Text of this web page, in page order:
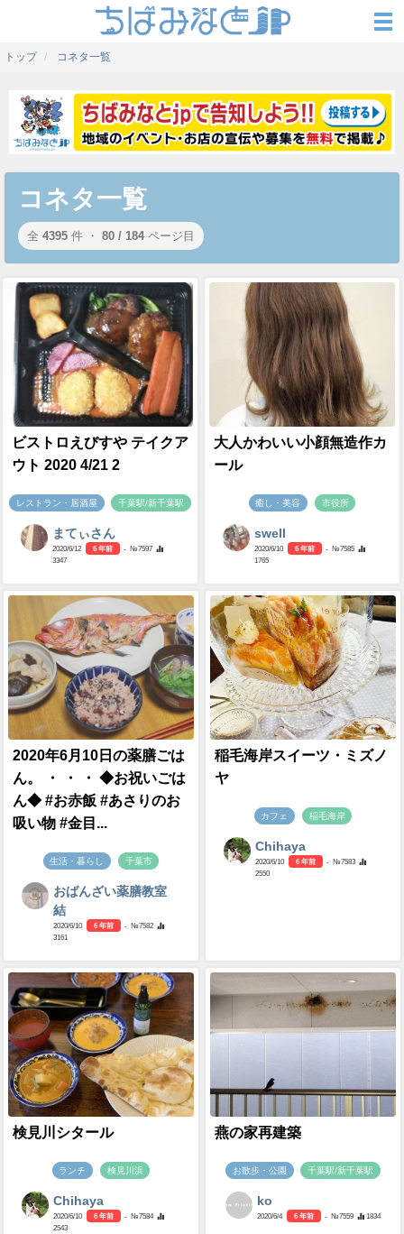
トップ コネタ一覧
コネタ一覧
全 4395 件 ・ 80 / 184 ページ目
ビストロえびすや テイクア
ウト 2020 4/21 2
レストラン・居酒屋 千葉駅/新千葉駅
まてぃさん
2020/6/12 6 年前
- №7597
3347
大人かわいい小顔無造作カ
ール
癒し・美容 市役所
swell
2020/6/10 6 年前
- №7585
1765
2020年6月10日の薬膳ごは
ん。 ・ ・ ・ ◆お祝いごは
ん◆ #お赤飯 #あさりのお
吸い物 #金目...
生活・暮らし 千葉市
おばんざい薬膳教室
結
2020/6/10 6 年前
- №7582
3161
稲毛海岸スイーツ・ミズノ
ヤ
カフェ 稲毛海岸
Chihaya
2020/6/10 6 年前
- №7583
2550
検見川シタール
ランチ 検見川浜
Chihaya
2020/6/10 6 年前
- №7584
2543
燕の家再建築
お散歩・公園 千葉駅/新千葉駅
ko
2020/6/4 6 年前 - №7559 1834